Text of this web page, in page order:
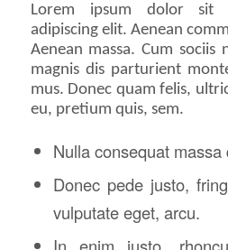
Lorem ipsum dolor sit
adipiscing elit. Aenean
Aenean massa. Cum sociis
magnis dis parturient
mus. Donec quam felis,
eu, pretium quis, sem.
Nulla consequat massa
Donec pede justo,
vulputate eget, arcu.
In enim justo,